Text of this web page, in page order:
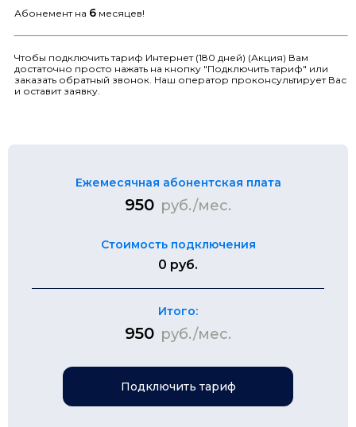
Абонемент на 6 месяцев!
Чтобы подключить тариф Интернет (180 дней) (Акция) Вам
достаточно просто нажать на кнопку "Подключить тариф" или
заказать обратный звонок. Наш оператор проконсультирует Вас
и оставит заявку.
Ежемесячная абонентская плата
950 руб./мес.
Стоимость подключения
0 руб.
Итого:
950 руб./мес.
Подключить тариф